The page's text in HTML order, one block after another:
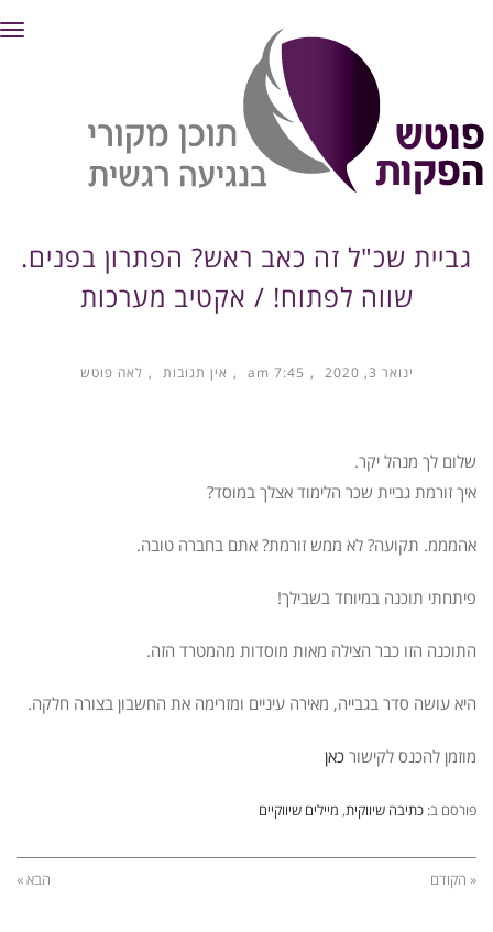
גביית שכ"ל זה כאב ראש? הפתרון בפנים.
שווה לפתוח! / אקטיב מערכות
ינואר 3, 2020 7:45 am אין תגובות לאה פוטש
שלום לך מנהל יקר.
איך זורמת גביית שכר הלימוד אצלך במוסד?
אהמממ. תקועה? לא ממש זורמת? אתם בחברה טובה.
פיתחתי תוכנה במיוחד בשבילך!
התוכנה הזו כבר הצילה מאות מוסדות מהמטרד הזה.
היא עושה סדר בגבייה, מאירה עיניים ומזרימה את החשבון בצורה חלקה.
מוזמן להכנס לקישור כאן
פורסם ב: כתיבה שיווקית, מיילים שיווקיים
« הקודם הבא »